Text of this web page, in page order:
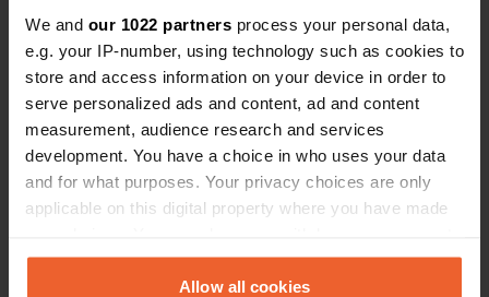
We and our 1022 partners process your personal data,
e.g. your IP-number, using technology such as cookies to
store and access information on your device in order to
serve personalized ads and content, ad and content
measurement, audience research and services
development. You have a choice in who uses your data
and for what purposes. Your privacy choices are only
applicable on this digital property where you have made
any time from the Cookie Declaration or by clicking on
the Privacy trigger icon.Allow all cookies
Emplacement
ostrorog 5
78-445, gmina Czaplinek, Pologne
Copie
Coordonnées
53° 32' 50" N 16° 23' 52" E
Copie
53.54724 16.39777